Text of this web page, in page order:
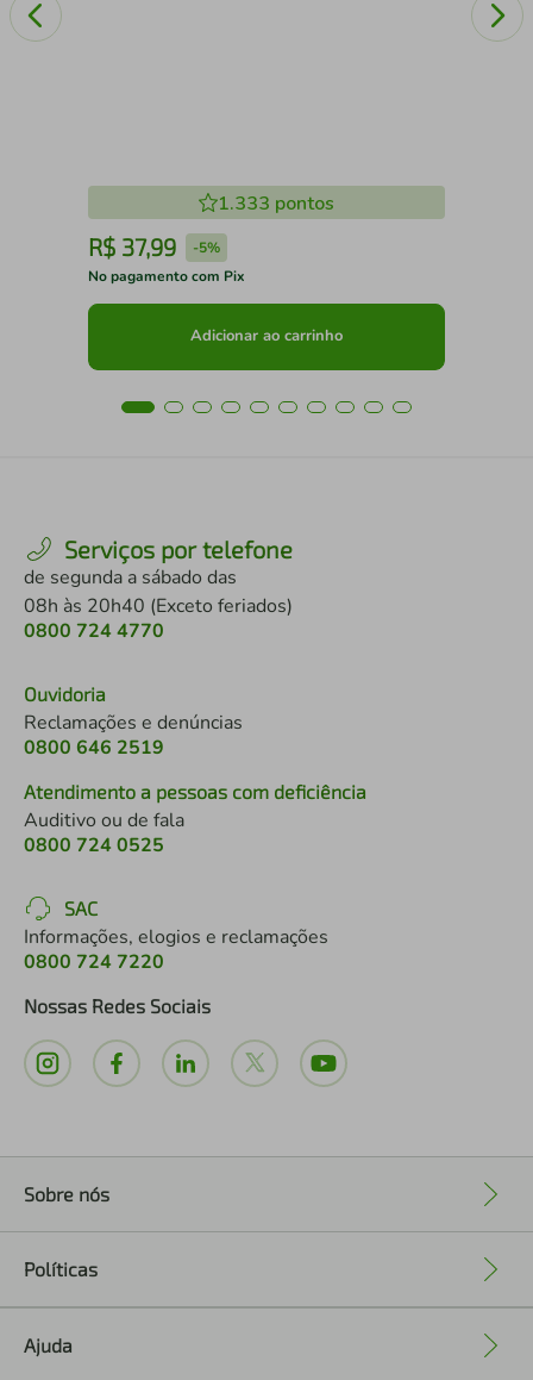
1.333 pontos
R$ 37,99 -5%
No pagamento com Pix
Adicionar ao carrinho
Serviços por telefone
de segunda a sábado das
08h às 20h40 (Exceto feriados)
0800 724 4770
Ouvidoria
Reclamações e denúncias
0800 646 2519
Atendimento a pessoas com deficiência
Auditivo ou de fala
0800 724 0525
SAC
Informações, elogios e reclamações
0800 724 7220
Nossas Redes Sociais
Sobre nós
Políticas
Ajuda